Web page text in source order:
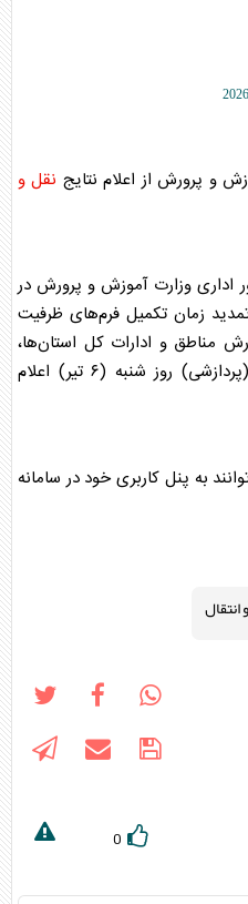
و پرورش از اعلام نتایج نقل و
اداری وزارت آموزش و پرورش در
تمدید زمان تکمیل فرم‌های ظرفیت
مناطق و ادارات کل استان‌ها،
ات (پردازشی) روز شنبه (۶ تیر) اعلام
به پنل کاربری خود در سامانه
0